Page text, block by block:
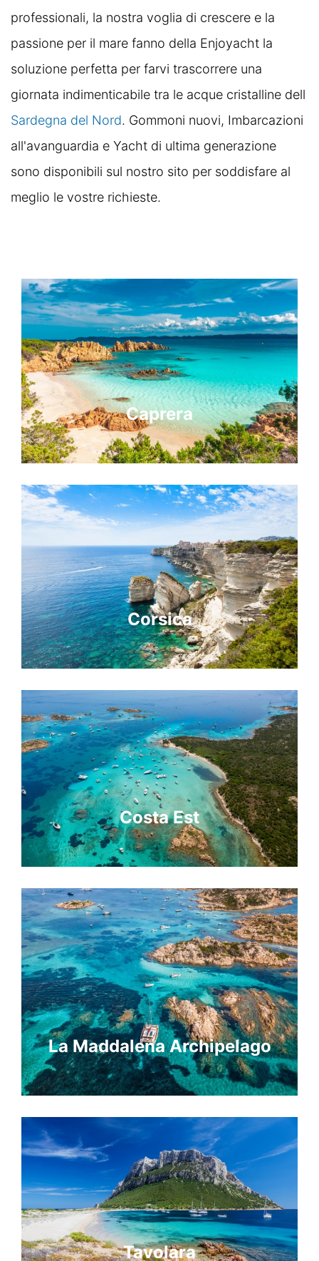
professionali, la nostra voglia di crescere e la
passione per il mare fanno della Enjoyacht la
soluzione perfetta per farvi trascorrere una
giornata indimenticabile tra le acque cristalline dell
Sardegna del Nord. Gommoni nuovi, Imbarcazioni
all'avanguardia e Yacht di ultima generazione
sono disponibili sul nostro sito per soddisfare al
meglio le vostre richieste.
Caprera
Corsica
Costa Est
La Maddalena Archipelago
Tavolara